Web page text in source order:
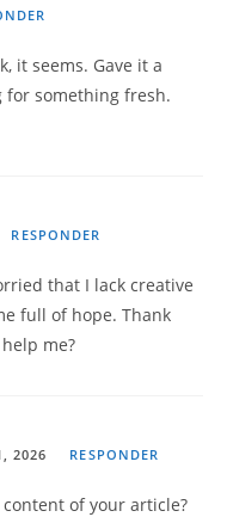
it seems. Gave it a
for something fresh.
RESPONDER
that I lack creative
full of hope. Thank
me?
2026 RESPONDER
of your article?